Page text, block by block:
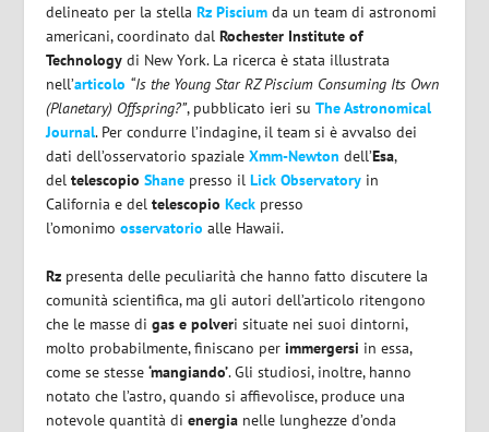
delineato per la stellaRz Piscium da un team di astronomi
americani, coordinato dalRochester Institute of
Technology di New York. La ricerca è stata illustrata
nell’articolo “Is the Young Star RZ Piscium Consuming Its Own
(Planetary) Offspring?”, pubblicato ieri suThe Astronomical
Journal. Per condurre l’indagine, il team si è avvalso dei
dati dell’osservatorio spazialeXmm-Newton dell’Esa,
deltelescopioShane presso ilLick Observatory in
California e deltelescopioKeck presso
l’omonimoosservatorio alle Hawaii.
Rz presenta delle peculiarità che hanno fatto discutere la
comunità scientifica, ma gli autori dell’articolo ritengono
che le masse digas e polveri situate nei suoi dintorni,
molto probabilmente, finiscano perimmergersi in essa,
come se stesse‘mangiando’. Gli studiosi, inoltre, hanno
notato che l’astro, quando si affievolisce, produce una
notevole quantità dienergia nelle lunghezze d’onda